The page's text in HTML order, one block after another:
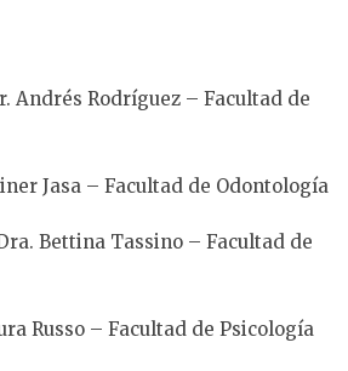
Rodríguez – Facultad de
Jasa – Facultad de Odontología
Tassino – Facultad de
– Facultad de Psicología